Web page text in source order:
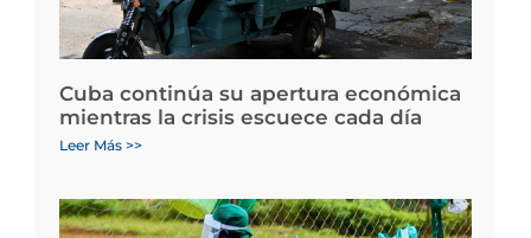
Cuba continúa su apertura económica
mientras la crisis escuece cada día
Leer Más >>